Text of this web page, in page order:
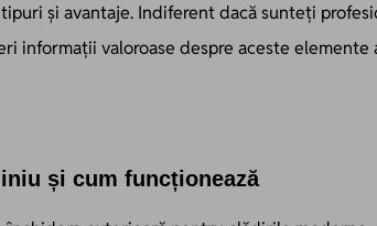
și avantaje. Indiferent dacă sunteți
informații valoroase despre aceste
și cum funcționează